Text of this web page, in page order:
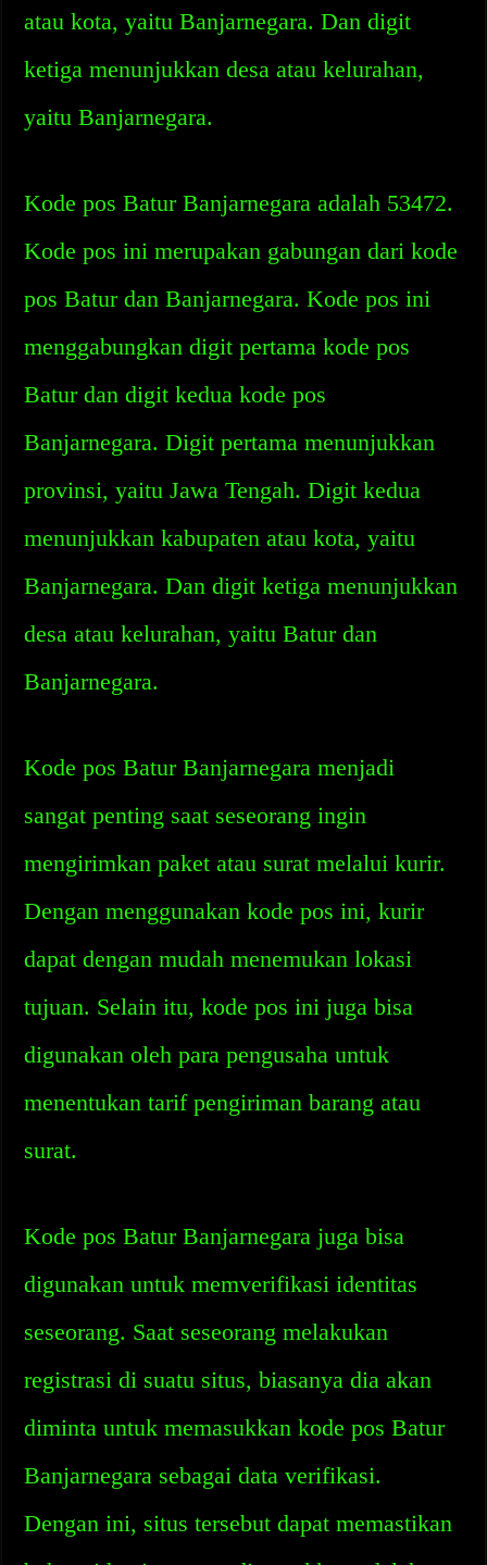
atau kota, yaitu Banjarnegara. Dan digit
ketiga menunjukkan desa atau kelurahan,
yaitu Banjarnegara.
Kode pos Batur Banjarnegara adalah 53472.
Kode pos ini merupakan gabungan dari kode
pos Batur dan Banjarnegara. Kode pos ini
menggabungkan digit pertama kode pos
Batur dan digit kedua kode pos
Banjarnegara. Digit pertama menunjukkan
provinsi, yaitu Jawa Tengah. Digit kedua
menunjukkan kabupaten atau kota, yaitu
Banjarnegara. Dan digit ketiga menunjukkan
desa atau kelurahan, yaitu Batur dan
Banjarnegara.
Kode pos Batur Banjarnegara menjadi
sangat penting saat seseorang ingin
mengirimkan paket atau surat melalui kurir.
Dengan menggunakan kode pos ini, kurir
dapat dengan mudah menemukan lokasi
tujuan. Selain itu, kode pos ini juga bisa
digunakan oleh para pengusaha untuk
menentukan tarif pengiriman barang atau
surat.
Kode pos Batur Banjarnegara juga bisa
digunakan untuk memverifikasi identitas
seseorang. Saat seseorang melakukan
registrasi di suatu situs, biasanya dia akan
diminta untuk memasukkan kode pos Batur
Banjarnegara sebagai data verifikasi.
Dengan ini, situs tersebut dapat memastikan